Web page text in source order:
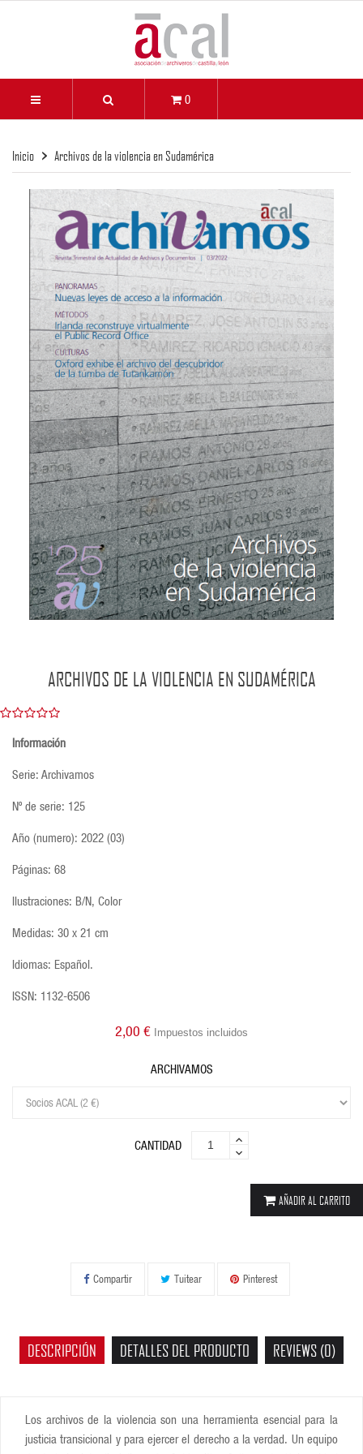
0
Inicio Archivos de la violencia en Sudamérica
ARCHIVOS DE LA VIOLENCIA EN SUDAMÉRICA
Información
Serie: Archivamos
Nº de serie: 125
Año (numero): 2022 (03)
Páginas: 68
Ilustraciones: B/N, Color
Medidas: 30 x 21 cm
Idiomas: Español.
ISSN: 1132-6506
2,00 € Impuestos incluidos
ARCHIVAMOS
CANTIDAD
AÑADIR AL CARRITO
Compartir Tuitear Pinterest
DESCRIPCIÓN DETALLES DEL PRODUCTO REVIEWS (0)
Los archivos de la violencia son una herramienta esencial para la
justicia transicional y para ejercer el derecho a la verdad. Un equipo